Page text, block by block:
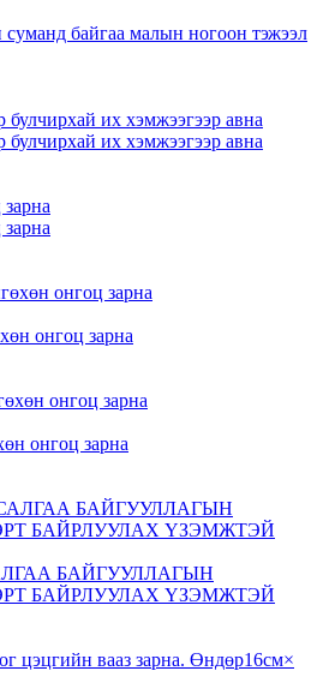
байгаа малын ногоон тэжээл
их хэмжээгээр авна
их хэмжээгээр авна
онгоц зарна
онгоц зарна
БАЙГУУЛЛАГЫН
БАЙРЛУУЛАХ ҮЗЭМЖТЭЙ